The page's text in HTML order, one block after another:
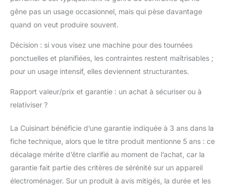
gêne pas un usage occasionnel, mais qui pèse davantage
quand on veut produire souvent.
Décision : si vous visez une machine pour des tournées
ponctuelles et planifiées, les contraintes restent maîtrisables ;
pour un usage intensif, elles deviennent structurantes.
Rapport valeur/prix et garantie : un achat à sécuriser ou à
relativiser ?
La Cuisinart bénéficie d’une garantie indiquée à 3 ans dans la
fiche technique, alors que le titre produit mentionne 5 ans : ce
décalage mérite d’être clarifié au moment de l’achat, car la
garantie fait partie des critères de sérénité sur un appareil
électroménager. Sur un produit à avis mitigés, la durée et les